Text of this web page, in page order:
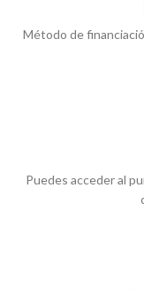
Método de
Puedes acceder al